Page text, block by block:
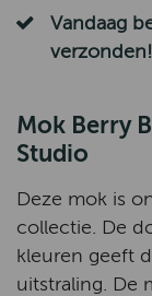
Vandaag
verzonden!
Mok Berry
Studio
Deze mok is
collectie. De
kleuren geeft
uitstraling. De